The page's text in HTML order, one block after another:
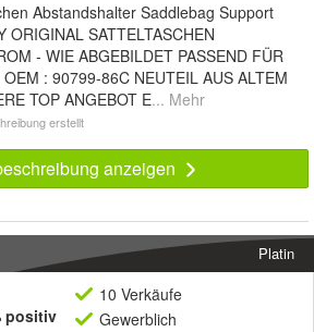
Abstandshalter Saddlebag Support
SATTELTASCHEN
- WIE ABGEBILDET PASSEND FÜR
: 90799-86C NEUTEIL AUS ALTEM
TOP ANGEBOT E... Mehr
erstellt
anzeigen
Platin
positiv
10 Verkäufe
Gewerblich